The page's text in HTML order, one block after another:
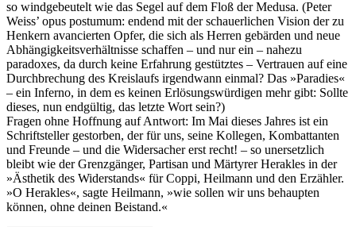
so windgebeutelt wie das Segel auf dem Floß der Medusa. (Peter
Weiss’ opus postumum: endend mit der schauerlichen Vision der zu
Henkern avancierten Opfer, die sich als Herren gebärden und neue
Abhängigkeitsverhältnisse schaffen – und nur ein – nahezu
paradoxes, da durch keine Erfahrung gestütztes – Vertrauen auf eine
Durchbrechung des Kreislaufs irgendwann einmal? Das »Paradies«
– ein Inferno, in dem es keinen Erlösungswürdigen mehr gibt: Sollte
dieses, nun endgültig, das letzte Wort sein?)
Fragen ohne Hoffnung auf Antwort: Im Mai dieses Jahres ist ein
Schriftsteller gestorben, der für uns, seine Kollegen, Kombattanten
und Freunde – und die Widersacher erst recht! – so unersetzlich
bleibt wie der Grenzgänger, Partisan und Märtyrer Herakles in der
»Ästhetik des Widerstands« für Coppi, Heilmann und den Erzähler.
»O Herakles«, sagte Heilmann, »wie sollen wir uns behaupten
können, ohne deinen Beistand.«